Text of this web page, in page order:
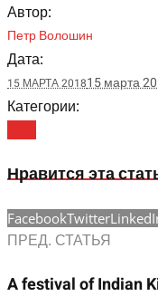
Автор:
Петр Волошин
Дата:
15 МАРТА 201815 марта
Категории:
Нравится эта
FacebookTwitter
ПРЕД. СТАТЬЯ
A festival of Indian